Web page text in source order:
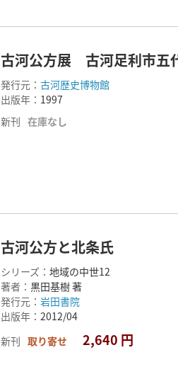
古河公方展 古河足利市五
発行元： 古河歴史博物館
出版年： 1997
新刊 在庫なし
古河公方と北条氏
シリーズ： 地域の中世12
著者： 黒田基樹 著
発行元： 岩田書院
出版年： 2012/04
新刊 取り寄せ 2,640 円